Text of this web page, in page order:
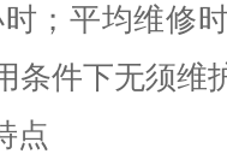
；平均维修
条件下无须维
点